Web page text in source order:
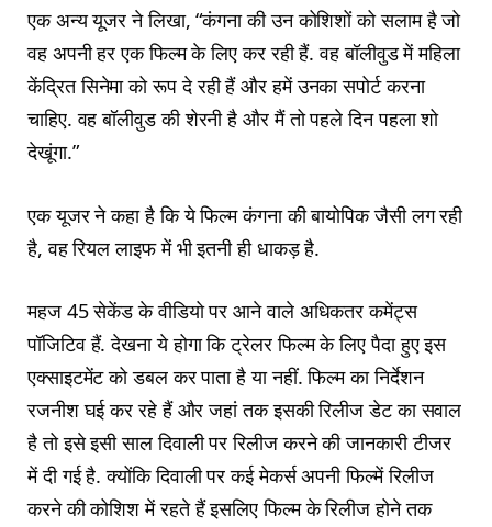
एक अन्य यूजर ने लिखा, “कंगना की उन कोशिशों को सलाम है जो
वह अपनी हर एक फिल्म के लिए कर रही हैं. वह बॉलीवुड में महिला
केंद्रित सिनेमा को रूप दे रही हैं और हमें उनका सपोर्ट करना
चाहिए. वह बॉलीवुड की शेरनी है और मैं तो पहले दिन पहला शो
देखूंगा.”
एक यूजर ने कहा है कि ये फिल्म कंगना की बायोपिक जैसी लग रही
है, वह रियल लाइफ में भी इतनी ही धाकड़ है.
महज 45 सेकेंड के वीडियो पर आने वाले अधिकतर कमेंट्स
पॉजिटिव हैं. देखना ये होगा कि ट्रेलर फिल्म के लिए पैदा हुए इस
एक्साइटमेंट को डबल कर पाता है या नहीं. फिल्म का निर्देशन
रजनीश घई कर रहे हैं और जहां तक इसकी रिलीज डेट का सवाल
है तो इसे इसी साल दिवाली पर रिलीज करने की जानकारी टीजर
में दी गई है. क्योंकि दिवाली पर कई मेकर्स अपनी फिल्में रिलीज
करने की कोशिश में रहते हैं इसलिए फिल्म के रिलीज होने तक